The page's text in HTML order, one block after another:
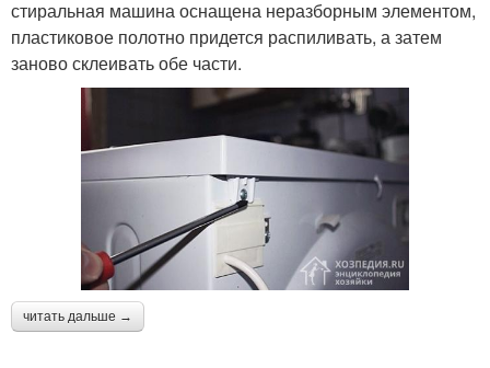
стиральная машина оснащена неразборным элементом,
пластиковое полотно придется распиливать, а затем
заново склеивать обе части.
читать дальше →